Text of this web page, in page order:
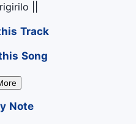
||
Track
Song
Note